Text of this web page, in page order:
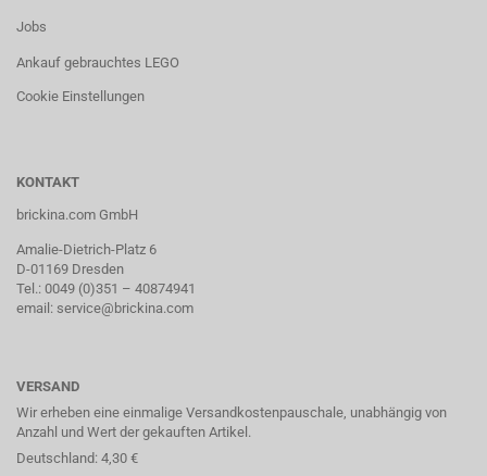
Jobs
Ankauf gebrauchtes LEGO
Cookie Einstellungen
KONTAKT
brickina.com GmbH
Amalie-Dietrich-Platz 6
D-01169 Dresden
Tel.: 0049 (0)351 – 40874941
email: service@brickina.com
VERSAND
Wir erheben eine einmalige Versandkostenpauschale, unabhängig von
Anzahl und Wert der gekauften Artikel.
Deutschland: 4,30 €